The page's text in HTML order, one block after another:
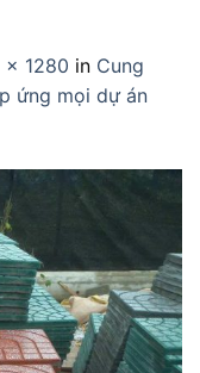
× 1280 in Cung
ứng mọi dự án